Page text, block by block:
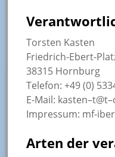
Torsten Kasten
Friedrich-Ebert-
38315 Hornburg
Telefon: +49 (0)
E-Mail:
Impressum: mf-
Arten der